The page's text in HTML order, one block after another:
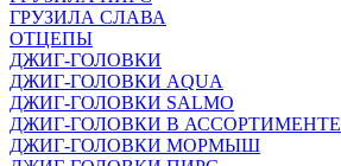
ГРУЗИЛА СЛАВА
ОТЦЕПЫ
ДЖИГ-ГОЛОВКИ
ДЖИГ-ГОЛОВКИ AQUA
ДЖИГ-ГОЛОВКИ SALMO
ДЖИГ-ГОЛОВКИ В АССОРТИМЕНТЕ
ДЖИГ-ГОЛОВКИ МОРМЫШ